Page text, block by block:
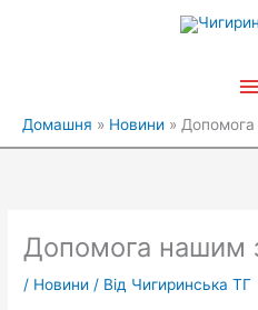
Домашня Новини
Допомога нашим
/ Новини / Від Чигиринська ТГ